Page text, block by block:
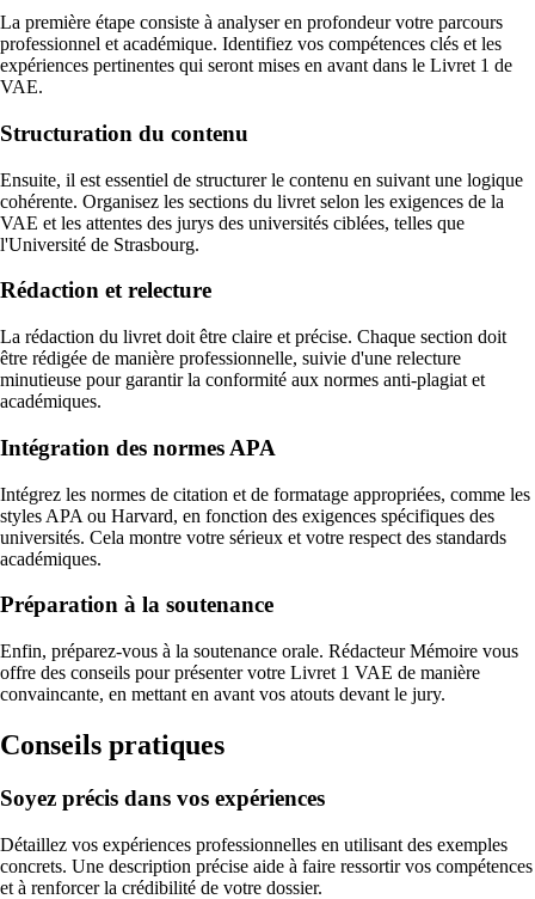
La première étape consiste à analyser en profondeur votre parcours
professionnel et académique. Identifiez vos compétences clés et les
expériences pertinentes qui seront mises en avant dans le Livret 1 de
VAE.
Structuration du contenu
Ensuite, il est essentiel de structurer le contenu en suivant une logique
cohérente. Organisez les sections du livret selon les exigences de la
VAE et les attentes des jurys des universités ciblées, telles que
l'Université de Strasbourg.
Rédaction et relecture
La rédaction du livret doit être claire et précise. Chaque section doit
être rédigée de manière professionnelle, suivie d'une relecture
minutieuse pour garantir la conformité aux normes anti-plagiat et
académiques.
Intégration des normes APA
Intégrez les normes de citation et de formatage appropriées, comme les
styles APA ou Harvard, en fonction des exigences spécifiques des
universités. Cela montre votre sérieux et votre respect des standards
académiques.
Préparation à la soutenance
Enfin, préparez-vous à la soutenance orale. Rédacteur Mémoire vous
offre des conseils pour présenter votre Livret 1 VAE de manière
convaincante, en mettant en avant vos atouts devant le jury.
Conseils pratiques
Soyez précis dans vos expériences
Détaillez vos expériences professionnelles en utilisant des exemples
concrets. Une description précise aide à faire ressortir vos compétences
et à renforcer la crédibilité de votre dossier.